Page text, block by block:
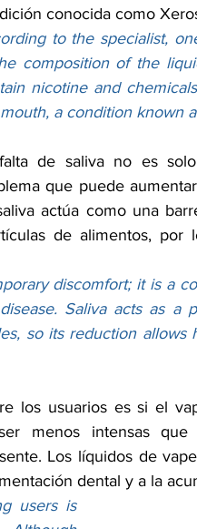
conocida como
to the specialist,
composition of the
nicotine and
a condition known
de saliva no es
que puede
actúa como una
de alimentos, por
discomfort; it is a
Saliva acts as a
so its reduction allows
los usuarios es si el
menos intensas
Los líquidos de
dental y a la
users is